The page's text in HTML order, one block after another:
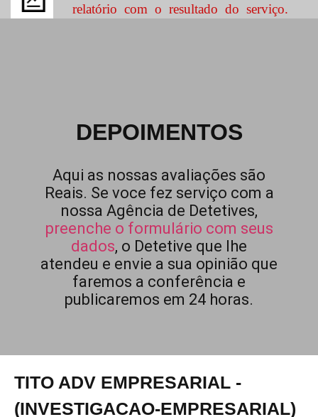
relatório com o resultado do serviço.
DEPOIMENTOS
Aqui as nossas avaliações são
Reais. Se voce fez serviço com a
nossa Agência de Detetives,
preenche o formulário com seus
dados, o Detetive que lhe
atendeu e envie a sua opinião que
faremos a conferência e
publicaremos em 24 horas.
TITO ADV EMPRESARIAL -
(INVESTIGACAO-EMPRESARIAL)